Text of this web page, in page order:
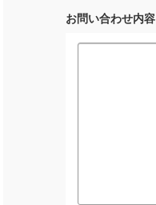
お問い合わせ内容